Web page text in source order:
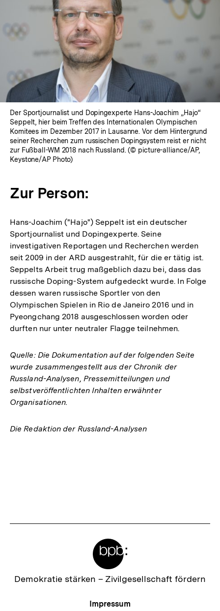
Der Sportjournalist und Dopingexperte Hans-Joachim „Hajo“
Seppelt, hier beim Treffen des Internationalen Olympischen
Komitees im Dezember 2017 in Lausanne. Vor dem Hintergrund
seiner Recherchen zum russischen Dopingsystem reist er nicht
zur Fußball-WM 2018 nach Russland. (© picture-alliance/AP,
Keystone/AP Photo)
Zur Person:
Hans-Joachim ("Hajo") Seppelt ist ein deutscher
Sportjournalist und Dopingexperte. Seine
investigativen Reportagen und Recherchen werden
seit 2009 in der ARD ausgestrahlt, für die er tätig ist.
Seppelts Arbeit trug maßgeblich dazu bei, dass das
russische Doping-System aufgedeckt wurde. In Folge
dessen waren russische Sportler von den
Olympischen Spielen in Rio de Janeiro 2016 und in
Pyeongchang 2018 ausgeschlossen worden oder
durften nur unter neutraler Flagge teilnehmen.
Quelle: Die Dokumentation auf der folgenden Seite
wurde zusammengestellt aus der Chronik der
Russland-Analysen, Pressemitteilungen und
selbstveröffentlichten Inhalten erwähnter
Organisationen.
Die Redaktion der Russland-Analysen
Zur
Demokratie stärken – Zivilgesellschaft fördern
Meta-
Impressum